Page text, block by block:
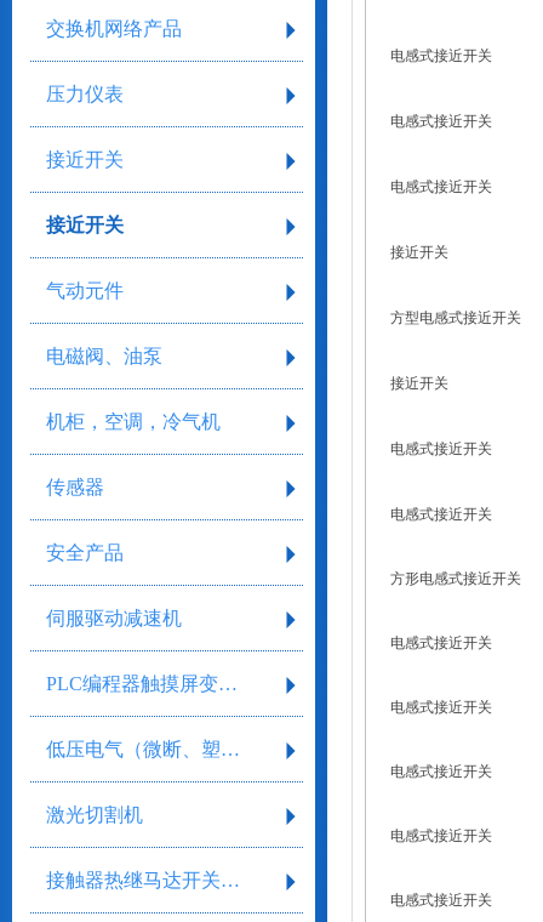
交换机网络产品
压力仪表
接近开关
接近开关
气动元件
电磁阀、油泵
机柜，空调，冷气机
传感器
安全产品
伺服驱动减速机
PLC编程器触摸屏变频器
低压电气（微断、塑壳、框架）
激光切割机
接触器热继马达开关继电器
电感式接近开关
电感式接近开关
电感式接近开关
接近开关
方型电感式接近开关
接近开关
电感式接近开关
电感式接近开关
方形电感式接近开关
电感式接近开关
电感式接近开关
电感式接近开关
电感式接近开关
电感式接近开关